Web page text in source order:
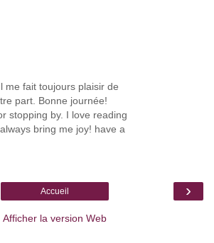
me fait toujours plaisir de
part. Bonne journée!
stopping by. I love reading
bring me joy! have a
›
Accueil
Afficher la version Web